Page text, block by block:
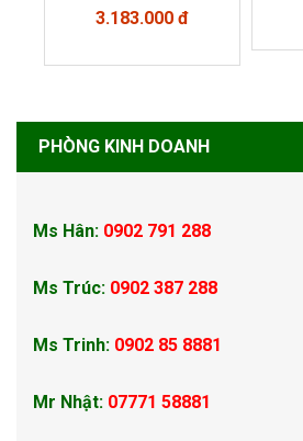
3.183.000 đ
PHÒNG KINH DOANH
Ms Hân: 0902 791 288
Ms Trúc: 0902 387 288
Ms Trinh: 0902 85 8881
Mr Nhật: 07771 58881